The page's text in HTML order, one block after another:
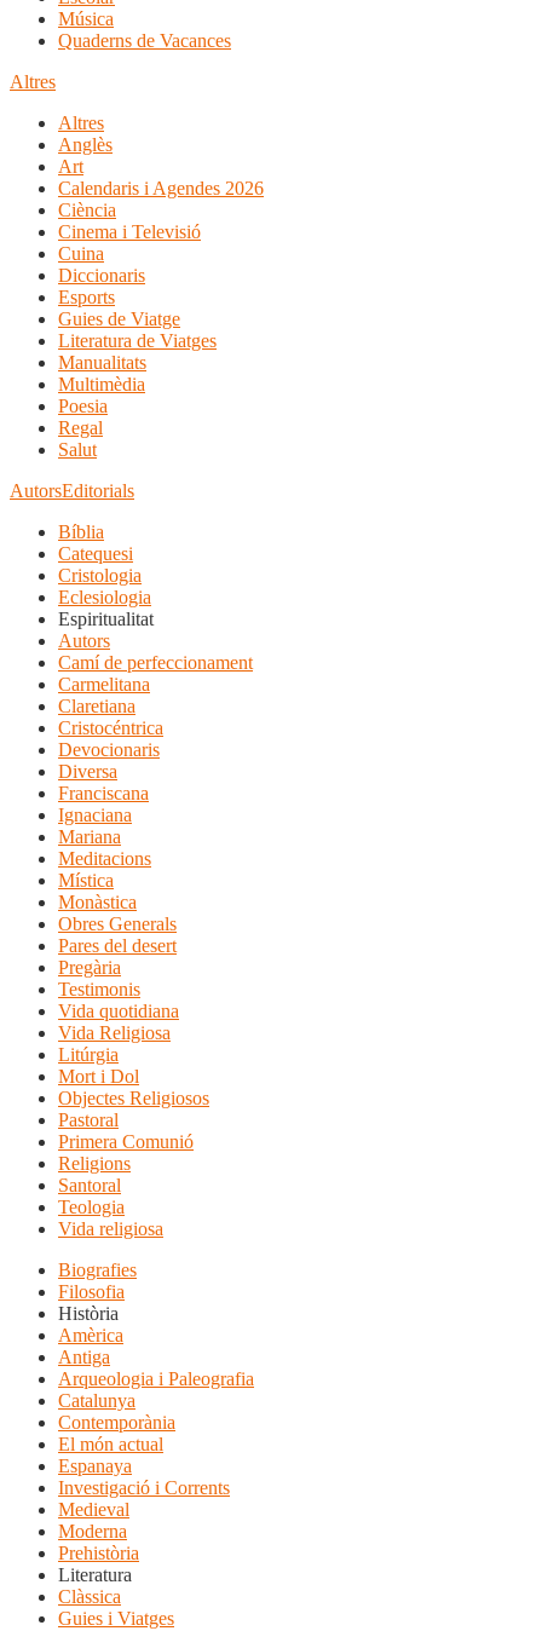
Música
Quaderns de Vacances
Altres
Altres
Anglès
Art
Calendaris i Agendes 2026
Ciència
Cinema i Televisió
Cuina
Diccionaris
Esports
Guies de Viatge
Literatura de Viatges
Manualitats
Multimèdia
Poesia
Regal
Salut
AutorsEditorials
Bíblia
Catequesi
Cristologia
Eclesiologia
Espiritualitat
Autors
Camí de perfeccionament
Carmelitana
Claretiana
Cristocéntrica
Devocionaris
Diversa
Franciscana
Ignaciana
Mariana
Meditacions
Mística
Monàstica
Obres Generals
Pares del desert
Pregària
Testimonis
Vida quotidiana
Vida Religiosa
Litúrgia
Mort i Dol
Objectes Religiosos
Pastoral
Primera Comunió
Religions
Santoral
Teologia
Vida religiosa
Biografies
Filosofia
Història
Amèrica
Antiga
Arqueologia i Paleografia
Catalunya
Contemporània
El món actual
Espanaya
Investigació i Corrents
Medieval
Moderna
Prehistòria
Literatura
Clàssica
Guies i Viatges